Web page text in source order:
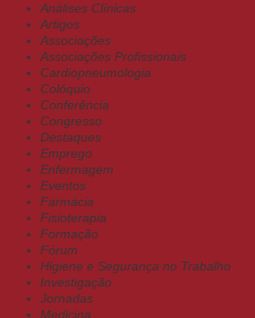
Análises Clínicas
Artigos
Associações
Associações Profissionais
Cardiopneumologia
Colóquio
Conferência
Congresso
Destaques
Emprego
Enfermagem
Eventos
Farmácia
Fisioterapia
Formação
Fórum
Higiene e Segurança no Trabalho
Investigação
Jornadas
Medicina